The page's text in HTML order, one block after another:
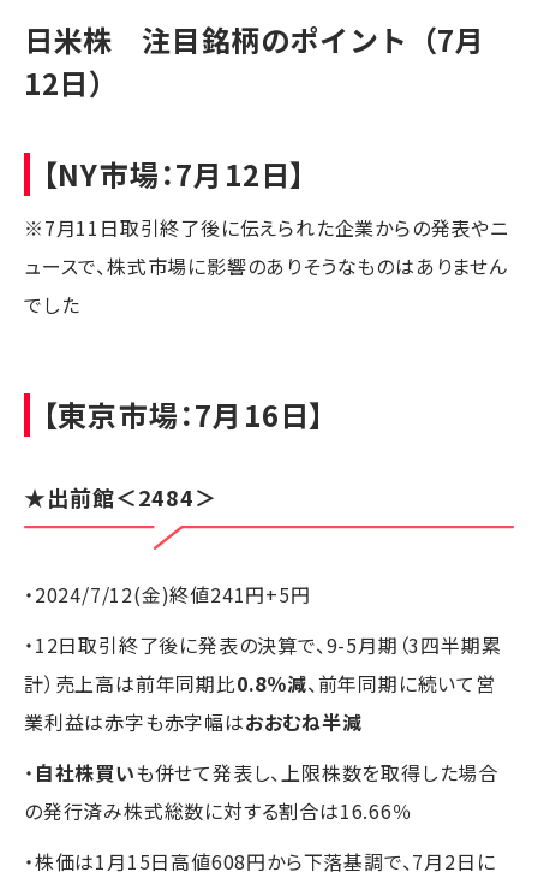
日米株 注目銘柄のポイント（7月
12日）
【NY市場：7月12日】
※7月11日取引終了後に伝えられた企業からの発表やニ
ュースで、株式市場に影響のありそうなものはありません
でした
【東京市場：7月16日】
★出前館＜2484＞
・2024/7/12(金)終値241円+5円
・12日取引終了後に発表の決算で、9-5月期（3四半期累
計）売上高は前年同期比0.8％減、前年同期に続いて営
業利益は赤字も赤字幅はおおむね半減
・ 自社株買いも併せて発表し、上限株数を取得した場合
の発行済み株式総数に対する割合は16.66％
・株価は1月15日高値608円から下落基調で、7月2日に